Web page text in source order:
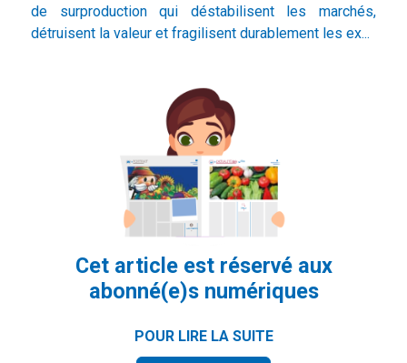
de surproduction qui déstabilisent les marchés,
détruisent la valeur et fragilisent durablement les ex...
Cet article est réservé aux
abonné(e)s numériques
POUR LIRE LA SUITE